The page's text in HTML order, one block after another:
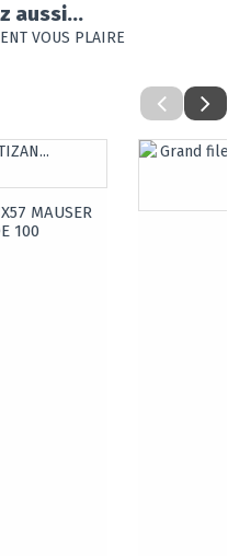
aussi...
VOUS PLAIRE
MAUSER
100